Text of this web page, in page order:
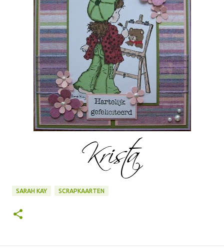
SARAH KAY SCRAPKAARTEN